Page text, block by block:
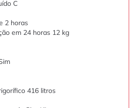
C
2 horas
em 24 horas 12 kg
416 litros